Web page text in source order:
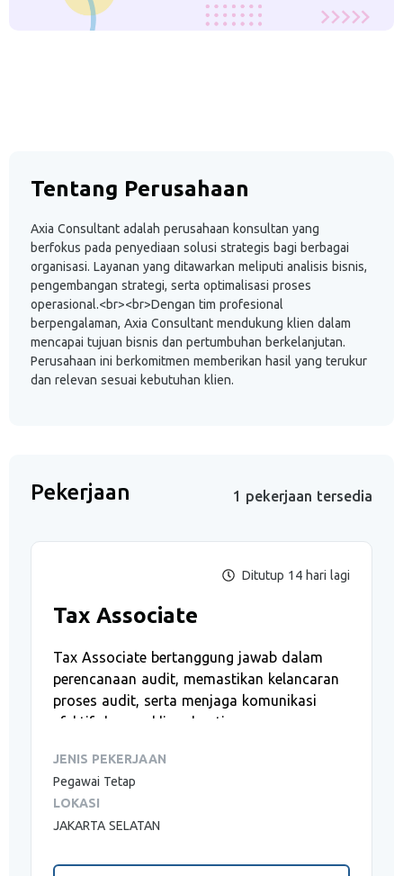
Tentang Perusahaan
Axia Consultant adalah perusahaan konsultan yang
berfokus pada penyediaan solusi strategis bagi berbagai
organisasi. Layanan yang ditawarkan meliputi analisis bisnis,
pengembangan strategi, serta optimalisasi proses
operasional.<br><br>Dengan tim profesional
berpengalaman, Axia Consultant mendukung klien dalam
mencapai tujuan bisnis dan pertumbuhan berkelanjutan.
Perusahaan ini berkomitmen memberikan hasil yang terukur
dan relevan sesuai kebutuhan klien.
Pekerjaan 1 pekerjaan tersedia
Ditutup 14 hari lagi
Tax Associate
Tax Associate bertanggung jawab dalam
perencanaan audit, memastikan kelancaran
proses audit, serta menjaga komunikasi
efektif dengan klien dan tim.
Yang akan kamu lakukan
Tugas dan tanggung jawab kamu:
JENIS PEKERJAAN
Pegawai Tetap
LOKASI
JAKARTA SELATAN